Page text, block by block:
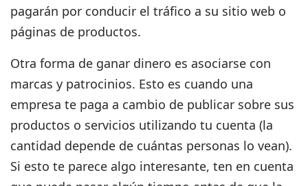
pagarán por conducir el tráfico a su sitio web o
páginas de productos.
Otra forma de ganar dinero es asociarse con
marcas y patrocinios. Esto es cuando una
empresa te paga a cambio de publicar sobre sus
productos o servicios utilizando tu cuenta (la
cantidad depende de cuántas personas lo vean).
Si esto te parece algo interesante, ten en cuenta